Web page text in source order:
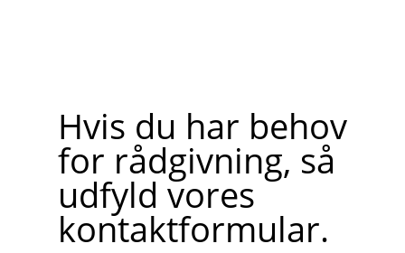
Hvis du har behov
for rådgivning, så
udfyld vores
kontaktformular.